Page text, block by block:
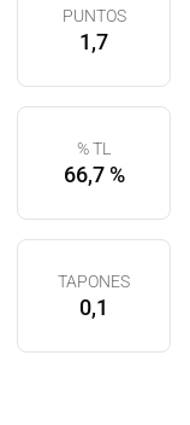
PUNTOS
1,7
% TL
66,7 %
TAPONES
0,1